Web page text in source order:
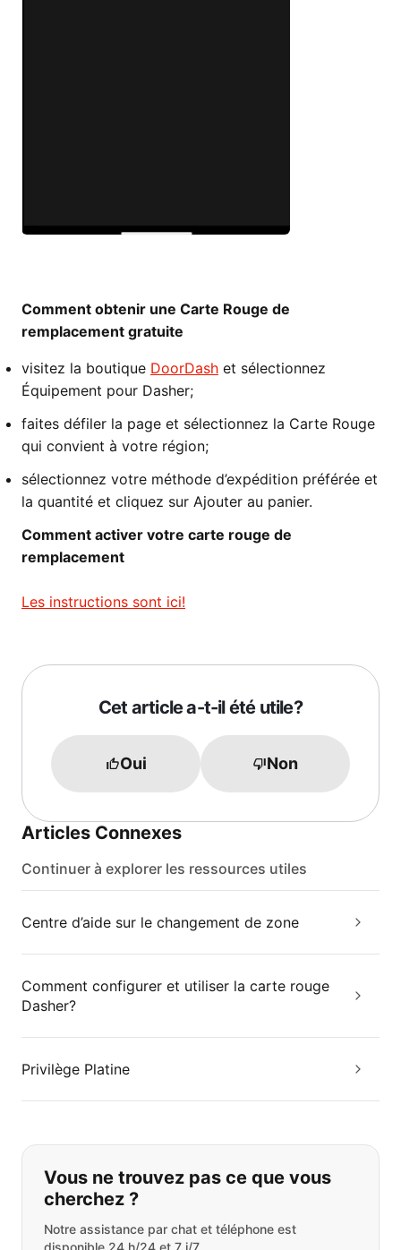
Comment obtenir une Carte Rouge de
remplacement gratuite
visitez la boutique DoorDash et sélectionnez
Équipement pour Dasher;
faites défiler la page et sélectionnez la Carte Rouge
qui convient à votre région;
sélectionnez votre méthode d’expédition préférée et
la quantité et cliquez sur Ajouter au panier.
Comment activer votre carte rouge de
remplacement
Les instructions sont ici!
Cet article a-t-il été utile?
Oui Non
Articles Connexes
Continuer à explorer les ressources utiles
Centre d’aide sur le changement de zone
Comment configurer et utiliser la carte rouge
Dasher?
Privilège Platine
Si vous ne trouvez pas ce que vous
Vous ne trouvez pas ce que vous
cherchez ?
Notre assistance par chat et téléphone est
disponible 24 h/24 et 7 j/7